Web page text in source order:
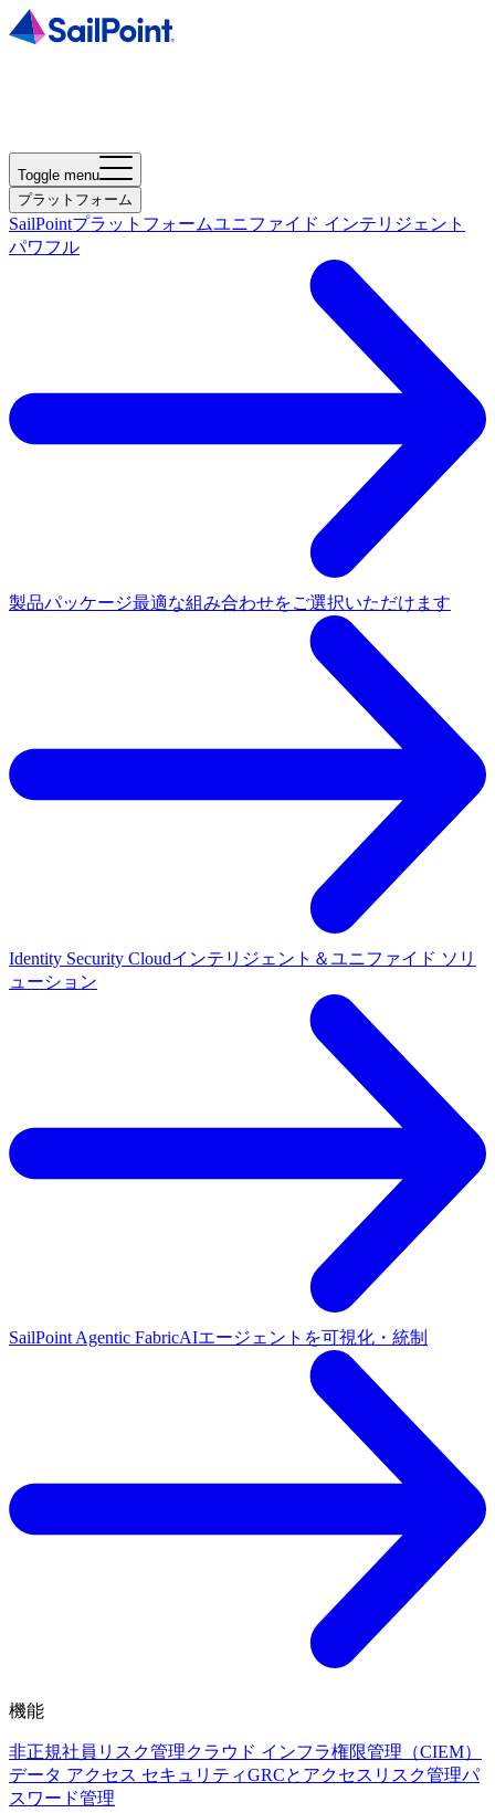
Toggle menu
プラットフォーム
SailPointプラットフォームユニファイド インテリジェント
パワフル
製品パッケージ最適な組み合わせをご選択いただけます
Identity Security Cloudインテリジェント＆ユニファイド ソリ
ューション
SailPoint Agentic FabricAIエージェントを可視化・統制
機能
非正規社員リスク管理クラウド インフラ権限管理（CIEM）
データ アクセス セキュリティGRCとアクセスリスク管理パ
スワード管理